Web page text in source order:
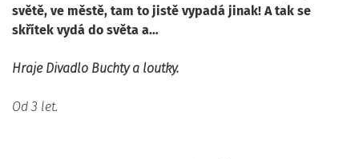
světě, ve městě, tam to jistě vypadá jinak! A tak se
skřítek vydá do světa a…
Hraje Divadlo Buchty a loutky.
Od 3 let.